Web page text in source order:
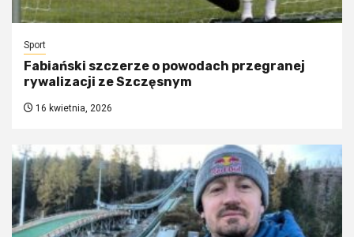
Sport
Fabiański szczerze o powodach przegranej
rywalizacji ze Szczęsnym
16 kwietnia, 2026